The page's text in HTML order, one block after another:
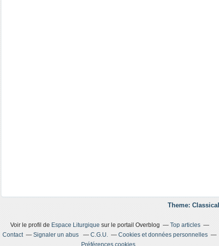
Theme:
Voir le profil de Espace Liturgiquesur le portail Overblog
Top articles
Contact
Signaler un abus C.G.U.
Cookies et données personnelles
Préférences cookies